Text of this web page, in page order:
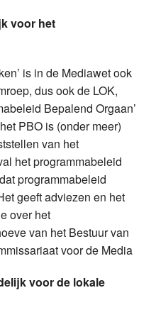
voor het
is in de Mediawet ook
dus ook de LOK,
Bepalend Orgaan’
PBO is (onder meer)
van het
het programmabeleid
programmabeleid
geeft adviezen en het
over het
van het Bestuur van
voor de Media
voor de lokale